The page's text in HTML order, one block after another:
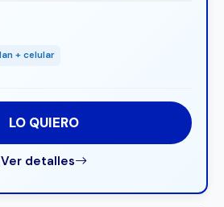
+ celular
LO QUIERO
Ver detalles